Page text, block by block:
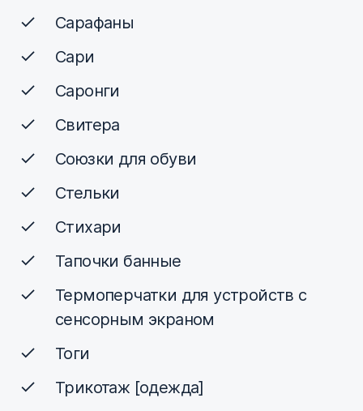
Сарафаны
Сари
Саронги
Свитера
Союзки для обуви
Стельки
Стихари
Тапочки банные
Термоперчатки для устройств с
сенсорным экраном
Тоги
Трикотаж [одежда]